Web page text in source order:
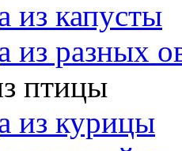
из капусты
из разных
птицы
из курицы